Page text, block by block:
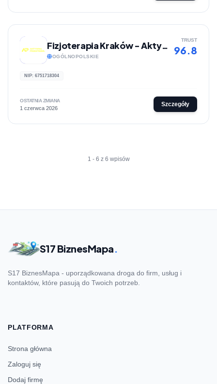
Fizjoterapia Kraków - Aktywna Przestrzeń
OGÓLNOPOLSKIE
TRUST
96.8
NIP: 6751718304
OSTATNIA ZMIANA
1 czerwca 2026
Szczegóły
1 - 6 z 6 wpisów
S17 BiznesMapa.
S17 BiznesMapa - uporządkowana droga do firm, usług i
kontaktów, które pasują do Twoich potrzeb.
PLATFORMA
Strona główna
Zaloguj się
Dodaj firmę